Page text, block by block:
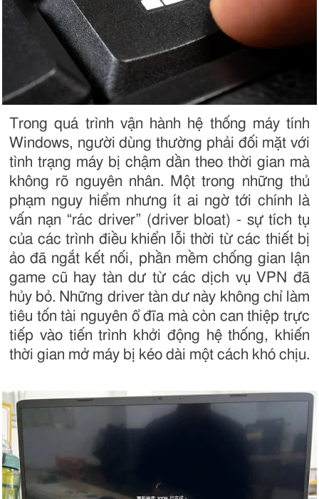
Trong quá trình vận hành hệ thống máy tính
Windows, người dùng thường phải đối mặt với
tình trạng máy bị chậm dần theo thời gian mà
không rõ nguyên nhân. Một trong những thủ
phạm nguy hiểm nhưng ít ai ngờ tới chính là
vấn nạn “rác driver” (driver bloat) - sự tích tụ
của các trình điều khiển lỗi thời từ các thiết bị
ảo đã ngắt kết nối, phần mềm chống gian lận
game cũ hay tàn dư từ các dịch vụ VPN đã
hủy bỏ. Những driver tàn dư này không chỉ làm
tiêu tốn tài nguyên ổ đĩa mà còn can thiệp trực
tiếp vào tiến trình khởi động hệ thống, khiến
thời gian mở máy bị kéo dài một cách khó chịu.